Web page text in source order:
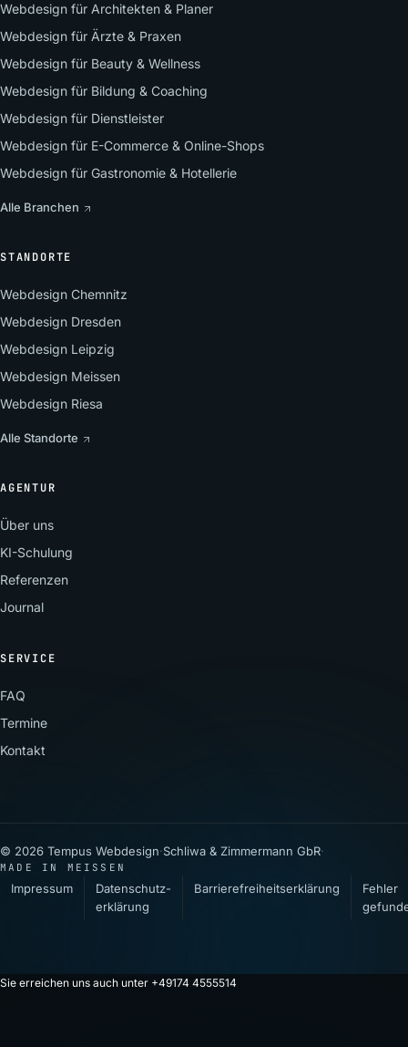
Webdesign für Architekten & Planer
Webdesign für Ärzte & Praxen
Webdesign für Beauty & Wellness
Webdesign für Bildung & Coaching
Webdesign für Dienstleister
Webdesign für E-Commerce & Online-Shops
Webdesign für Gastronomie & Hotellerie
Alle Branchen
STANDORTE
Webdesign Chemnitz
Webdesign Dresden
Webdesign Leipzig
Webdesign Meissen
Webdesign Riesa
Alle Standorte
AGENTUR
Über uns
KI-Schulung
Referenzen
Journal
SERVICE
FAQ
Termine
Kontakt
© 2026 Tempus Webdesign·Schliwa & Zimmermann GbR·
MADE IN MEISSEN
Impressum
Datenschutz­
erklärung
Barrierefreiheitserklärung
Fehler
Sie erreichen uns auch unter +49174 4555514